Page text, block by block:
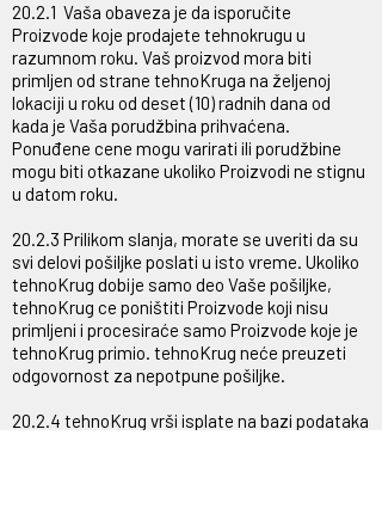
20.2.1 Vaša obaveza je da isporučite
Proizvode koje prodajete tehnokrugu u
razumnom roku. Vaš proizvod mora biti
primljen od strane tehnoKruga na željenoj
lokaciji u roku od deset (10) radnih dana od
kada je Vaša porudžbina prihvaćena.
Ponuđene cene mogu varirati ili porudžbine
mogu biti otkazane ukoliko Proizvodi ne stignu
u datom roku.
20.2.3 Prilikom slanja, morate se uveriti da su
svi delovi pošiljke poslati u isto vreme. Ukoliko
tehnoKrug dobije samo deo Vaše pošiljke,
tehnoKrug ce poništiti Proizvode koji nisu
primljeni i procesiraće samo Proizvode koje je
tehnoKrug primio. tehnoKrug neće preuzeti
odgovornost za nepotpune pošiljke.
20.2.4 tehnoKrug vrši isplate na bazi podataka